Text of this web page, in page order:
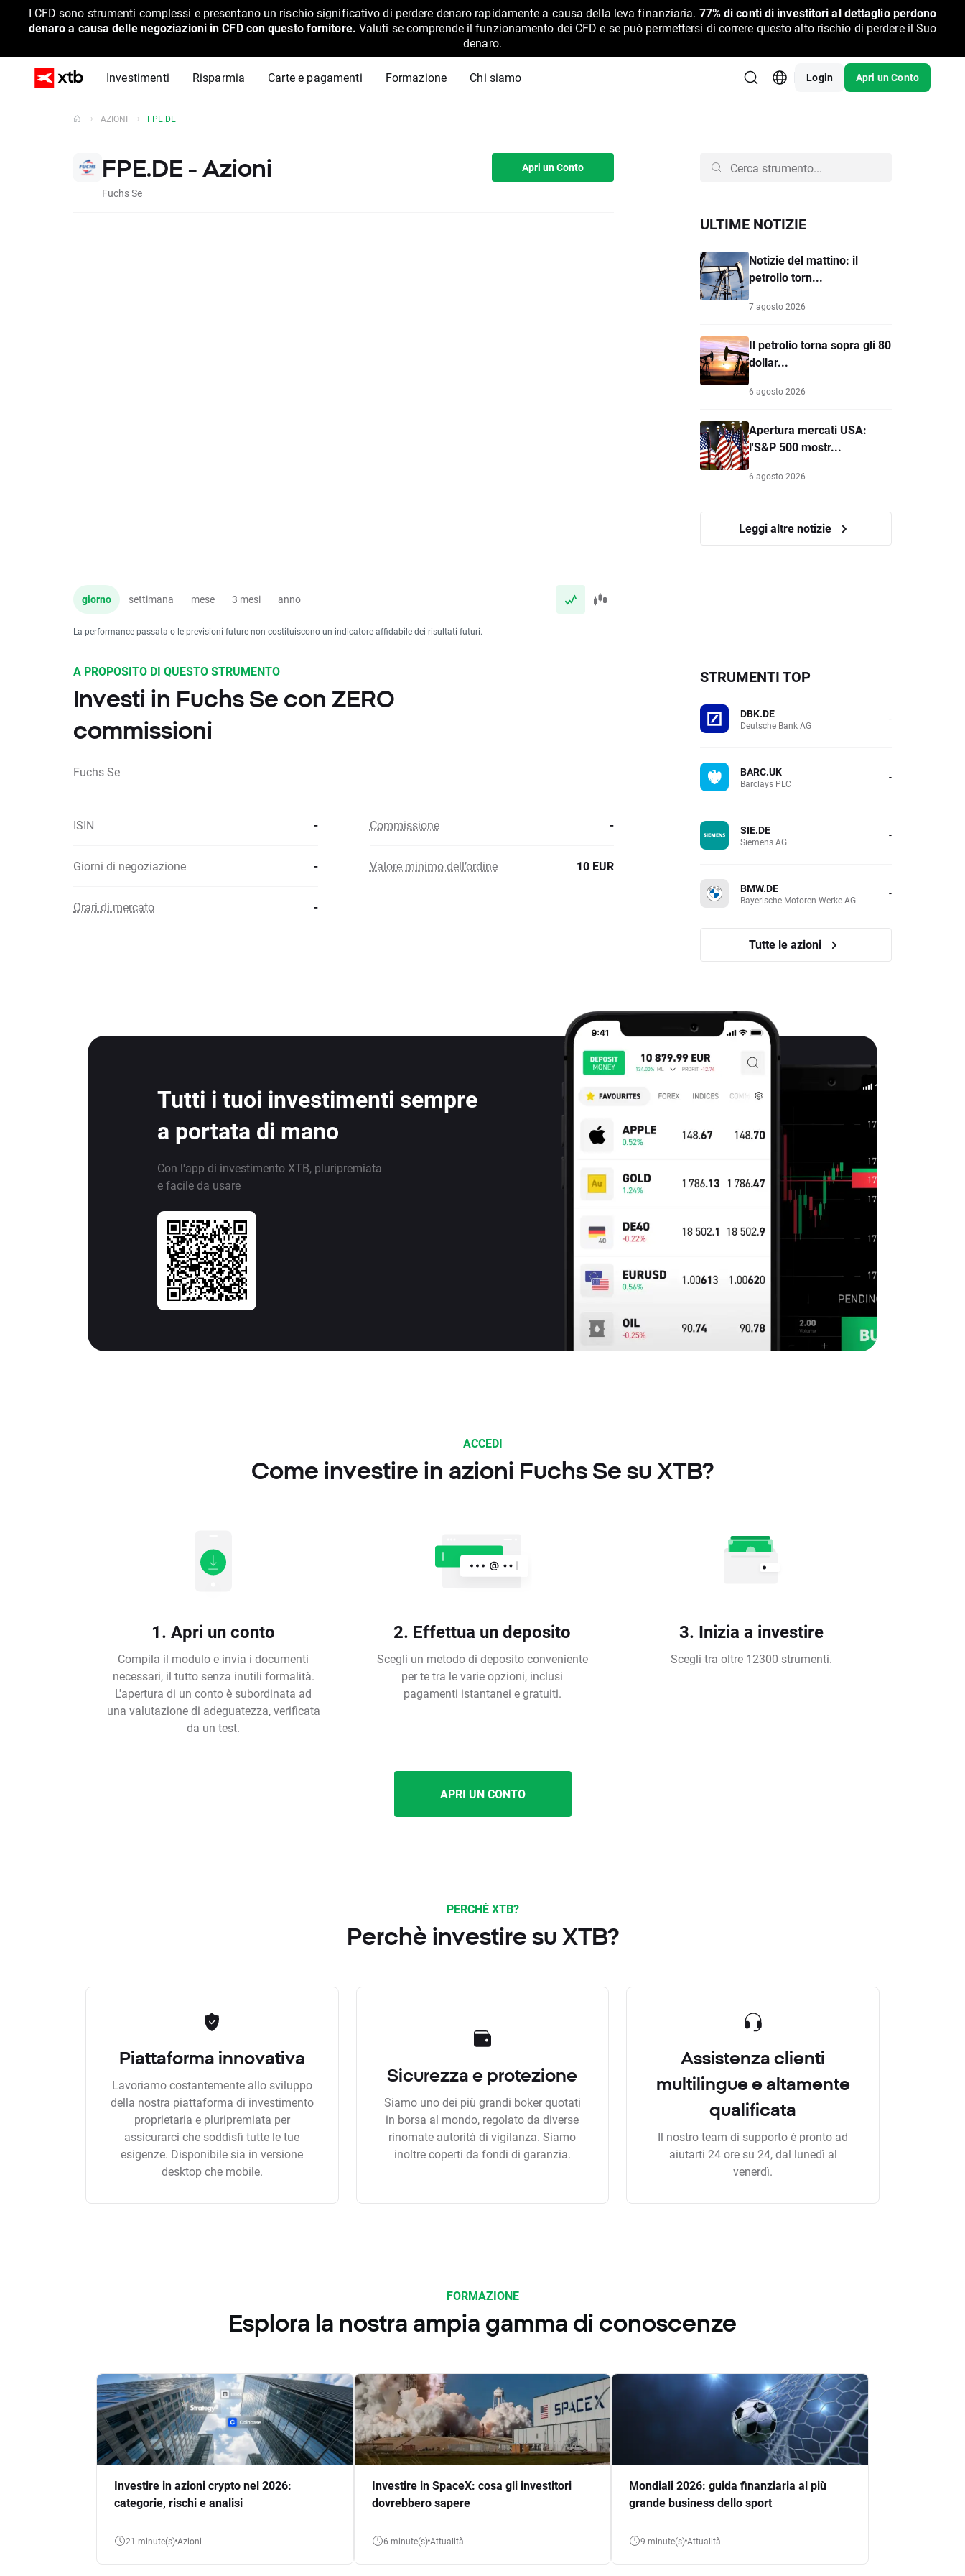
I CFD sono strumenti complessi e presentano un rischio significativo di perdere denaro rapidamente a causa della leva finanziaria. 77% di conti di investitori al dettaglio perdono
denaro a causa delle negoziazioni in CFD con questo fornitore. Valuti se comprende il funzionamento dei CFD e se può permettersi di correre questo alto rischio di perdere il Suo
denaro.
Investimenti Risparmia Carte e pagamenti Formazione Chi siamo Login Apri un Conto
AZIONI FPE.DE
FPE.DE - Azioni
Fuchs Se
Apri un Conto
giorno settimana mese 3 mesi anno
La performance passata o le previsioni future non costituiscono un indicatore affidabile dei risultati futuri.
ULTIME NOTIZIE
Notizie del mattino: il
petrolio torn...
7 agosto 2026
Il petrolio torna sopra gli 80
dollar...
6 agosto 2026
Apertura mercati USA:
l'S&P 500 mostr...
6 agosto 2026
Leggi altre notizie
A PROPOSITO DI QUESTO STRUMENTO
Investi in Fuchs Se con ZERO
commissioni
Fuchs Se
ISIN - Commissione -
Giorni di negoziazione - Valore minimo dell’ordine 10 EUR
Orari di mercato -
STRUMENTI TOP
DBK.DE
Deutsche Bank AG -
BARC.UK
Barclays PLC -
SIE.DE
Siemens AG -
BMW.DE
Bayerische Motoren Werke AG -
Tutte le azioni
Tutti i tuoi investimenti sempre
a portata di mano
Con l'app di investimento XTB, pluripremiata
e facile da usare
ACCEDI
Come investire in azioni Fuchs Se su XTB?
1. Apri un conto
Compila il modulo e invia i documenti
necessari, il tutto senza inutili formalità.
L'apertura di un conto è subordinata ad
una valutazione di adeguatezza, verificata
da un test.
2. Effettua un deposito
Scegli un metodo di deposito conveniente
per te tra le varie opzioni, inclusi
pagamenti istantanei e gratuiti.
3. Inizia a investire
Scegli tra oltre 12300 strumenti.
APRI UN CONTO
PERCHÈ XTB?
Perchè investire su XTB?
Piattaforma innovativa
Lavoriamo costantemente allo sviluppo
della nostra piattaforma di investimento
proprietaria e pluripremiata per
assicurarci che soddisfi tutte le tue
esigenze. Disponibile sia in versione
desktop che mobile.
Sicurezza e protezione
Siamo uno dei più grandi boker quotati
in borsa al mondo, regolato da diverse
rinomate autorità di vigilanza. Siamo
inoltre coperti da fondi di garanzia.
Assistenza clienti
multilingue e altamente
qualificata
Il nostro team di supporto è pronto ad
aiutarti 24 ore su 24, dal lunedì al
venerdì.
FORMAZIONE
Esplora la nostra ampia gamma di conoscenze
Investire in azioni crypto nel 2026:
categorie, rischi e analisi
21 minute(s) Azioni
Investire in SpaceX: cosa gli investitori
dovrebbero sapere
6 minute(s) Attualità
Mondiali 2026: guida finanziaria al più
grande business dello sport
9 minute(s) Attualità